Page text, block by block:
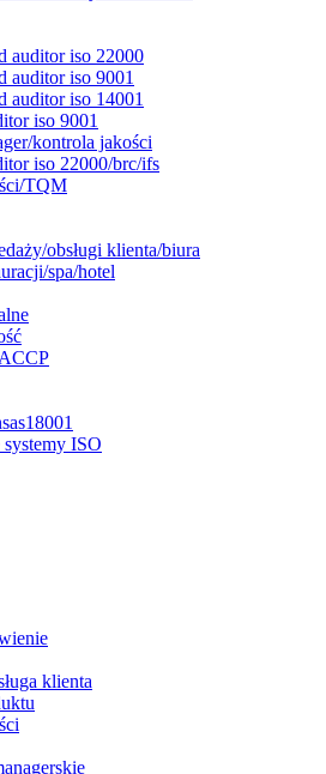
auditor iso 22000
auditor iso 9001
auditor iso 14001
iso 9001
kontrola jakości
iso 22000/brc/ifs
TQM
obsługi klienta/biura
spa/hotel
ISO
klienta